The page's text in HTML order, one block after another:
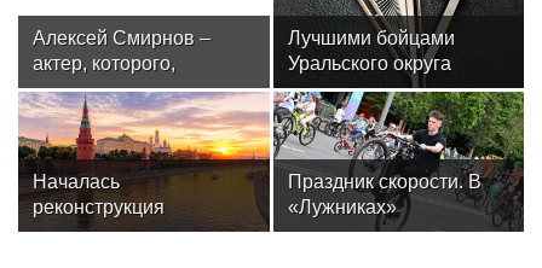
Алексей Смирнов –
актер, которого,
надеюсь, еще не
забыли
Лучшими бойцами
Уральского округа
Росгвардии стали
военнослужащие
озерского соединения
по охране важных
государственных
объектов
Началась
реконструкция
спортивного комплекса
Праздник скорости. В
«Лужниках»
посоревнуются бегуны